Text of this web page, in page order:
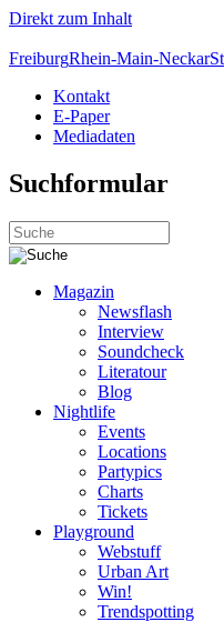
Direkt zum Inhalt
FreiburgRhein-Main-Neckar
Kontakt
E-Paper
Mediadaten
Suchformular
Magazin
Newsflash
Interview
Soundcheck
Literatour
Blog
Nightlife
Events
Locations
Partypics
Charts
Tickets
Playground
Webstuff
Urban Art
Win!
Trendspotting